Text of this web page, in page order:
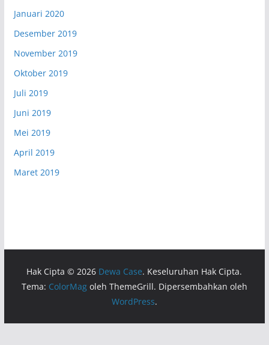
Januari 2020
Desember 2019
November 2019
Oktober 2019
Juli 2019
Juni 2019
Mei 2019
April 2019
Maret 2019
Hak Cipta © 2026 Dewa Case. Keseluruhan Hak Cipta.
Tema: ColorMagoleh ThemeGrill. Dipersembahkan oleh
WordPress.